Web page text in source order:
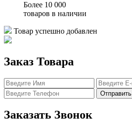
Более 10 000
товаров в наличии
Товар успешно добавлен
Заказ Товара
Отправить
Заказать Звонок